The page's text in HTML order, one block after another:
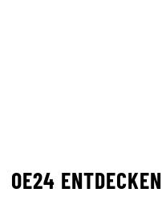
OE24 ENTDECKEN